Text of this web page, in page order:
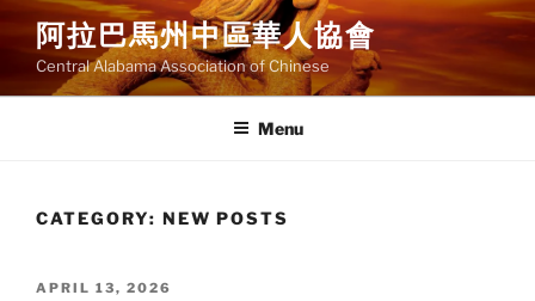
Skip
content
阿拉巴馬州中區華人協會
Central Alabama Association of Chinese
Menu
CATEGORY: NEW POSTS
POSTED
APRIL 13, 2026